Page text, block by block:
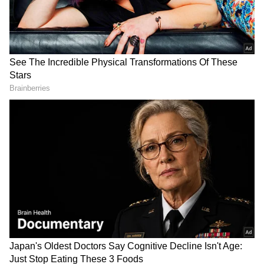
DOWNLOAD APP